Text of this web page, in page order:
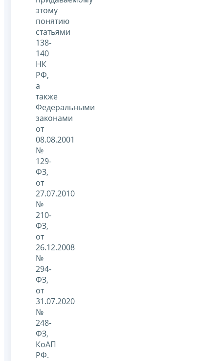
этому
понятию
статьями
138-
140
НК
РФ,
а
также
Федеральными
законами
от
08.08.2001
№
129-
ФЗ,
от
27.07.2010
№
210-
ФЗ,
от
26.12.2008
№
294-
ФЗ,
от
31.07.2020
№
248-
ФЗ,
КоАП
РФ.